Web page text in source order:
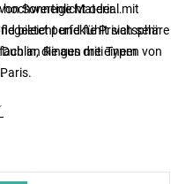
hochwertige Material mit
und fühlt sich sehr
Sonnenlicht oder
bietet perfekte Privatsphäre
an Ringen mit einem
Dublin, die aus drei Typen von